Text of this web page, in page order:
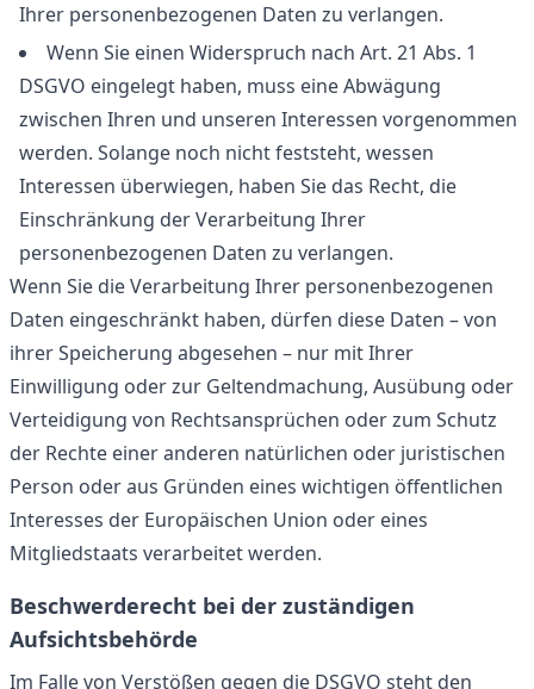
Ihrer personenbezogenen Daten zu verlangen.
Wenn Sie einen Widerspruch nach Art. 21 Abs. 1
DSGVO eingelegt haben, muss eine Abwägung
zwischen Ihren und unseren Interessen vorgenommen
werden. Solange noch nicht feststeht, wessen
Interessen überwiegen, haben Sie das Recht, die
Einschränkung der Verarbeitung Ihrer
personenbezogenen Daten zu verlangen.
Wenn Sie die Verarbeitung Ihrer personenbezogenen
Daten eingeschränkt haben, dürfen diese Daten – von
ihrer Speicherung abgesehen – nur mit Ihrer
Einwilligung oder zur Geltendmachung, Ausübung oder
Verteidigung von Rechtsansprüchen oder zum Schutz
der Rechte einer anderen natürlichen oder juristischen
Person oder aus Gründen eines wichtigen öffentlichen
Interesses der Europäischen Union oder eines
Mitgliedstaats verarbeitet werden.
Beschwerderecht bei der zuständigen
Aufsichtsbehörde
Im Falle von Verstößen gegen die DSGVO steht den